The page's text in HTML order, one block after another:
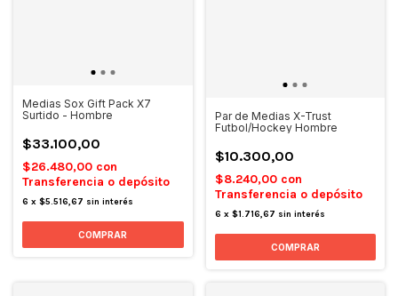
Medias Sox Gift Pack X7
Surtido - Hombre
$33.100,00
$26.480,00 con
Transferencia o depósito
6 x $5.516,67 sin interés
COMPRAR
Par de Medias X-Trust
Futbol/Hockey Hombre
$10.300,00
$8.240,00 con
Transferencia o depósito
6 x $1.716,67 sin interés
COMPRAR